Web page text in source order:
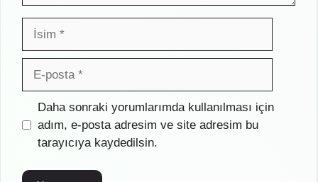
İsim
posta
İnternet
sitesi
Daha sonraki yorumlarımda kullanılması için
adım, e-posta adresim ve site adresim bu
tarayıcıya kaydedilsin.